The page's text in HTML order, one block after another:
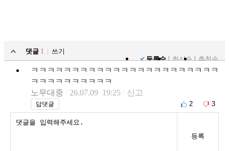
댓글 1
쓰기
등록순
최신순 추천순
ㅋㅋㅋㅋㅋㅋㅋㅋㅋㅋㅋㅋㅋㅋㅋㅋㅋㅋㅋㅋㅋㅋㅋ
ㅋㅋㅋㅋㅋㅋㅋㅋㅋㅋ
노무대중
26.07.09 19:25 신고
답댓글 2 3
등록